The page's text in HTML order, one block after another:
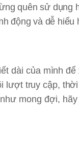
quên sử dụng
động và dễ hiểu
dài của mình
truy cập,
mong đợi,